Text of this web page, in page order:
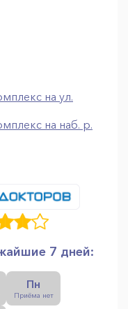
на ул.
на наб. р.
7 дней:
Пн
Приёма нет